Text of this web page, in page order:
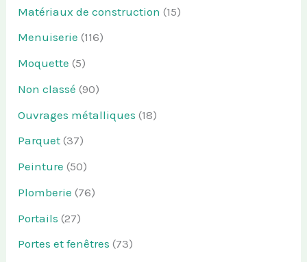
Matériaux de construction (15)
Menuiserie (116)
Moquette (5)
Non classé (90)
Ouvrages métalliques (18)
Parquet (37)
Peinture (50)
Plomberie (76)
Portails (27)
Portes et fenêtres (73)